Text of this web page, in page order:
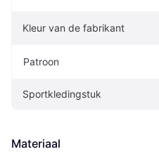
Kleur van de fabrikant
Patroon
Sportkledingstuk
Materiaal